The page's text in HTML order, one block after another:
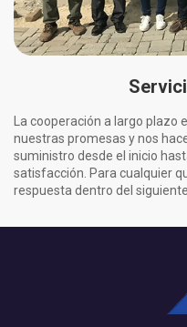
La cooperación a largo
nuestras promesas y nos
suministro desde el inicio
satisfacción. Para cualquier
respuesta dentro del siguiente